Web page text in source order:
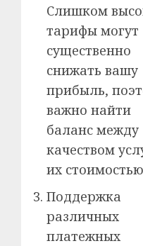
Слишком
тарифы могут
существенно
снижать вашу
прибыль,
важно найти
баланс между
качеством
их
Поддержка
различных
платежных